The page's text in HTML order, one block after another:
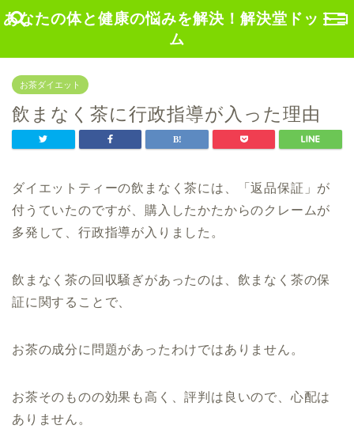
あなたの体と健康の悩みを解決！解決堂ドットコ
ム
お茶ダイエット
飲まなく茶に行政指導が入った理由
ダイエットティーの飲まなく茶には、「返品保証」が
付うていたのですが、購入したかたからのクレームが
多発して、行政指導が入りました。
飲まなく茶の回収騒ぎがあったのは、飲まなく茶の保
証に関することで、
お茶の成分に問題があったわけではありません。
お茶そのものの効果も高く、評判は良いので、心配は
ありません。